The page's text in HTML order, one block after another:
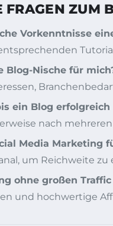
FRAGEN ZUM
Vorkenntnisse
Blog-Nische für
ein Blog erfolgreich
nach
Media Marketing
um Reichweite
ohne großen
und hochwertige